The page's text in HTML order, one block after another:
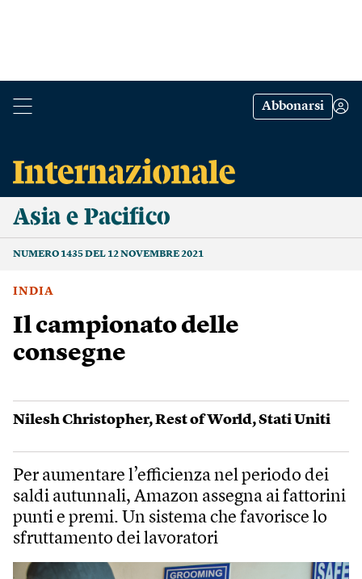
Abbonarsi
Asia e Pacifico
NUMERO 1435 DEL 12 NOVEMBRE 2021
INDIA
Il campionato delle
consegne
Nilesh Christopher,Rest of World,Stati Uniti
Per aumentare l’efficienza nel periodo dei
saldi autunnali, Amazon assegna ai fattorini
punti e premi. Un sistema che favorisce lo
sfruttamento dei lavoratori